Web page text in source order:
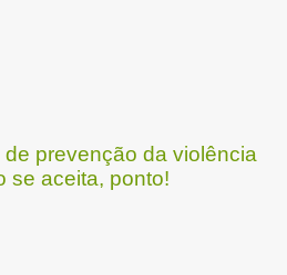
prevenção da violência
se aceita, ponto!